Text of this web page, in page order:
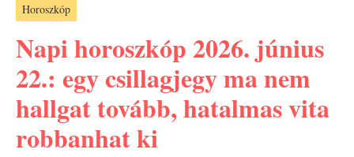
Horoszkóp
Napi horoszkóp 2026. június
22.: egy csillagjegy ma nem
hallgat tovább, hatalmas vita
robbanhat ki